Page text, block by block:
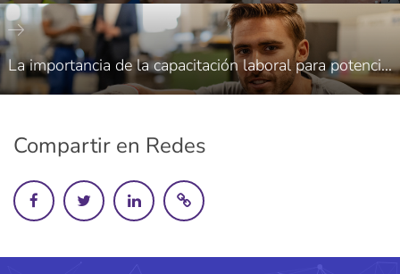
La importancia de la capacitación laboral para potenciar el éxito de las empresas en Saltillo
Compartir en Redes